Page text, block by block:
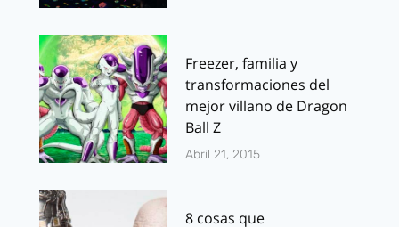
Freezer, familia y
transformaciones del
mejor villano de Dragon
Ball Z
Abril 21, 2015
8 cosas que